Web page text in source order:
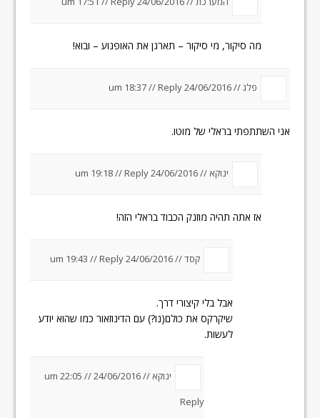
מה סיקור, מי סיקור – תארגן את האופנוע – ובוא!
פלג //24/06/2016 um 18:37
//Reply
אני השתתפתי בראלי של מוטו.
ינוקא //24/06/2016 um 19:18
//Reply
אז אתה תהיה מוזנק הכבוד בראלי הזה!
קסד //24/06/2016 um 19:43
//Reply
אבל בלי קיצורי דרך.
שיקרקס את כולם(נו?) עם הדינוזאור כמו שהוא יודע
לעשות.
ינוקא //24/06/2016 um 22:05
//
Reply